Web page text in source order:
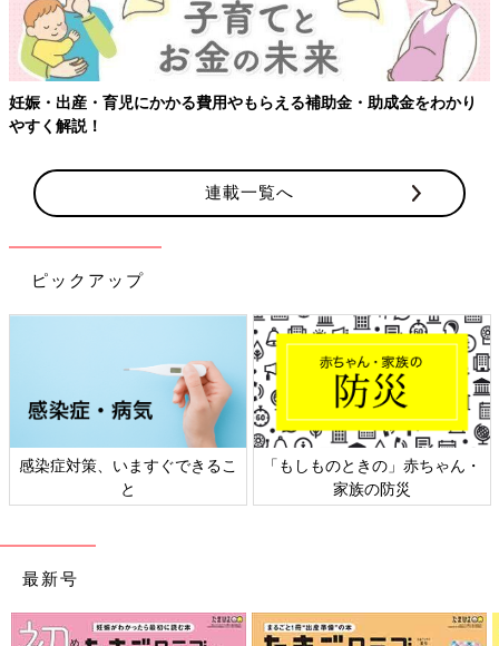
妊娠・出産・育児にかかる費用やもらえる補助金・助成金をわかり
やすく解説！
連載一覧へ
ピックアップ
感染症対策、いますぐできるこ
と
「もしものときの」赤ちゃん・
家族の防災
最新号